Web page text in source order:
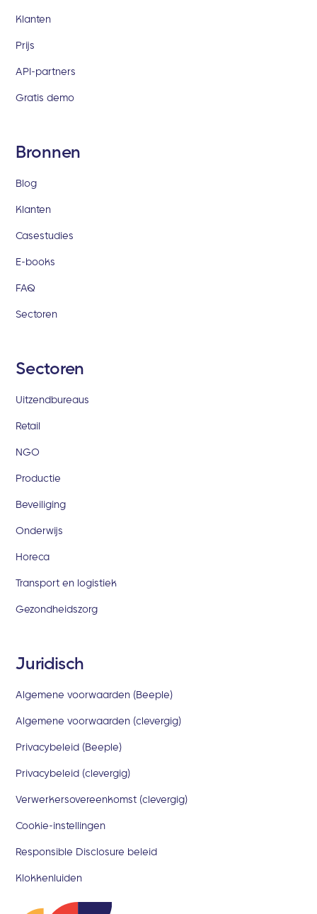
Klanten
Prijs
API-partners
Gratis demo
Bronnen
Blog
Klanten
Casestudies
E-books
FAQ
Sectoren
Sectoren
Uitzendbureaus
Retail
NGO
Productie
Beveiliging
Onderwijs
Horeca
Transport en logistiek
Gezondheidszorg
Juridisch
Algemene voorwaarden (Beeple)
Algemene voorwaarden (clevergig)
Privacybeleid (Beeple)
Privacybeleid (clevergig)
Verwerkersovereenkomst (clevergig)
Cookie-instellingen
Responsible Disclosure beleid
Klokkenluiden